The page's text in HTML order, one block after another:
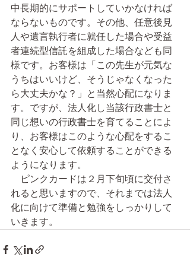
中長期的にサポートしていかなければ
ならないものです。その他、任意後見
人や遺言執行者に就任した場合や受益
者連続型信託を組成した場合なども同
様です。お客様は「この先生が元気な
うちはいいけど、そうじゃなくなった
ら大丈夫かな？」と当然心配になりま
す。ですが、法人化し当該行政書士と
同じ想いの行政書士を育てることによ
り、お客様はこのような心配をするこ
となく安心して依頼することができる
ようになります。
ピンクカードは２月下旬頃に交付さ
れると思いますので、それまでは法人
化に向けて準備と勉強をしっかりして
いきます。